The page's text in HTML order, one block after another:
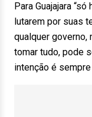
Para Guajajara
lutarem por suas
qualquer governo,
tomar tudo, pode
intenção é sempre